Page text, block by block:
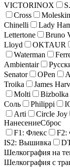
VICTORINOX
Cross
Chinelli
Lady
Lettertone
Bruno
Lloyd
OKTAUR
Waterman
Ambientair
Senator
OPen
Troika
James
Molti
Bizbolka
Соль
Philippi
Arti
Circle Joy
НанесениеСброс
F1: Флекс
F2:
IS2: Вышивка
Шелкография на
Шелкография с